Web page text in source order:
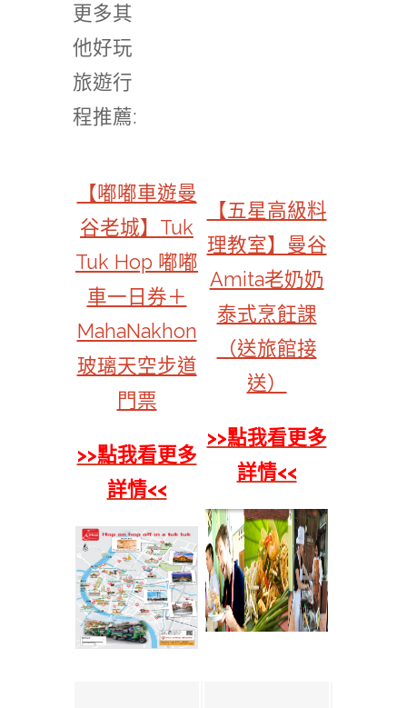
更多其
他好玩
旅遊行
程推薦:
【嘟嘟車遊曼
谷老城】Tuk
Tuk Hop 嘟嘟
車一日券＋
MahaNakhon
玻璃天空步道
門票
>>點我看更多
詳情<<
【五星高級料
理教室】曼谷
Amita老奶奶
泰式烹飪課
（送旅館接
送）
>>點我看更多
詳情<<